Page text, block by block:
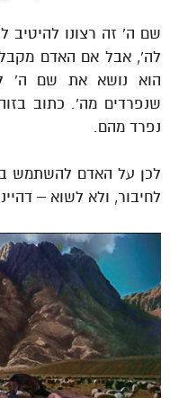
שם ה’ זה רצונו להיטיב
לה’, אבל אם האדם מקבל
הוא נושא את שם ה’
שנפרדים מה’. כתוב
נפרד מהם.
לכן על האדם להשתמש
לחיבור, ולא לשוא –